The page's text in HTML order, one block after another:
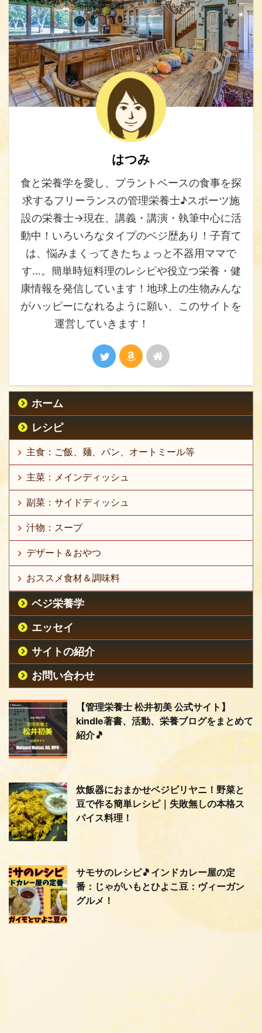
はつみ
食と栄養学を愛し、プラントベースの食事を探
求するフリーランスの管理栄養士♪スポーツ施
設の栄養士→現在、講義・講演・執筆中心に活
動中！いろいろなタイプのベジ歴あり！子育て
は、悩みまくってきたちょっと不器用ママで
す…。簡単時短料理のレシピや役立つ栄養・健
康情報を発信しています！地球上の生物みんな
がハッピーになれるように願い、このサイトを
運営していきます！
ホーム
レシピ
主食：ご飯、麺、パン、オートミール等
主菜：メインディッシュ
副菜：サイドディッシュ
汁物：スープ
デザート＆おやつ
おススメ食材＆調味料
ベジ栄養学
エッセイ
サイトの紹介
お問い合わせ
【管理栄養士 松井初美 公式サイト】
kindle著書、活動、栄養ブログをまとめて
紹介🎵
炊飯器におまかせベジビリヤニ！野菜と
豆で作る簡単レシピ｜失敗無しの本格ス
パイス料理！
サモサのレシピ🎵インドカレー屋の定
番：じゃがいもとひよこ豆：ヴィーガン
グルメ！